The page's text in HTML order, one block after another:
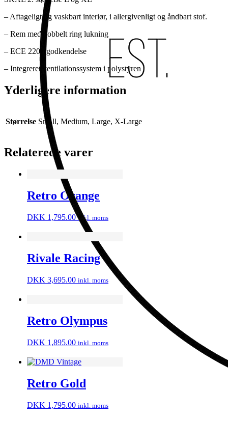
– Aftageligt og vaskbart interiør, i allergivenligt og åndbart stof.
– Rem med dobbelt ring lukning
– ECE 2205 godkendelse
– Integreret ventilationssystem i polystyren
Yderligere information
Størrelse Small, Medium, Large, X-Large
Relaterede varer
Retro Orange
DKK 1,795.00 inkl. moms
Rivale Racing
DKK 3,695.00 inkl. moms
Retro Olympus
DKK 1,895.00 inkl. moms
Retro Gold
DKK 1,795.00 inkl. moms